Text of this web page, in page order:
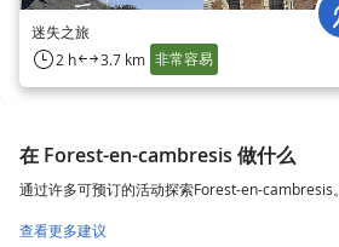
迷失之旅
2 h 3.7 km 非常容易
在 Forest-en-cambresis 做什么
通过许多可预订的活动探索Forest-en-cambresis。
查看更多建议